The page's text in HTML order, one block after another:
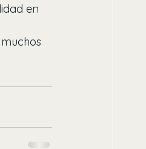
en